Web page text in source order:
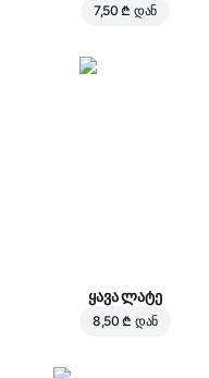
7,50 ₾ დან
ყავა ლატე
8,50 ₾ დან